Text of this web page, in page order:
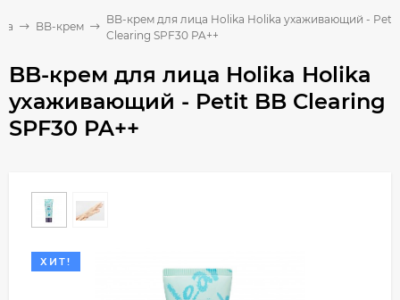
BB-крем
BB-крем для лица Holika Holika ухаживающий -
Clearing SPF30 PA++
BB-крем для лица Holika Holika
ухаживающий - Petit BB Clearing
SPF30 PA++
ХИТ!